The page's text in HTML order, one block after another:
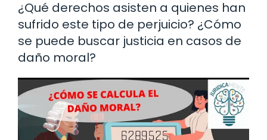
¿Qué derechos asisten a quienes han
sufrido este tipo de perjuicio? ¿Cómo
se puede buscar justicia en casos de
daño moral?